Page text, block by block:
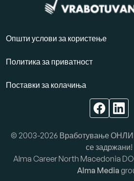
Општи услови за користење
Политика за приватност
Поставки за колачиња
© 2003-2026 Вработување
се задржани!
Alma Career North Macedonia
Alma Media